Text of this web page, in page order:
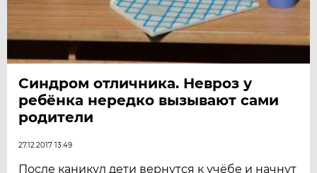
Синдром отличника. Невроз у
ребёнка нередко вызывают сами
родители
27.12.2017 13:49
После каникул дети вернутся к учёбе и начнут